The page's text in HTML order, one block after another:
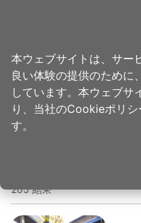
す
写真
205 結果
本ウェブサイトは、サー
良い体験の提供のために
しています。本ウェブサ
り、当社のCookieポリ
す。